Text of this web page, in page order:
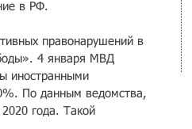
в РФ.
правонарушений в
4 января МВД
иностранными
По данным ведомства,
года. Такой